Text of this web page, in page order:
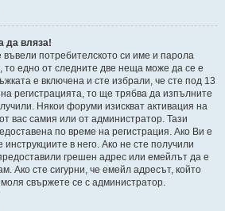
да вляза!
потребителското си име и парола
то едно от следните две неща може да се е
е включена и сте избрали, че сте под 13
регистрацията, то ще трябва да изпълните
Някои форуми изискват активация на
вас самия или от администратор. Тази
по време на регистрация. Ако Ви е
в него. Ако не сте получили
грешен адрес или емейлът да е
Ако сте сигурни, че емейл адресът, който
свържете се с администратор.